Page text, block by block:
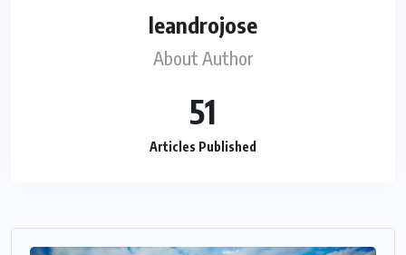
leandrojose
About Author
51
Articles Published